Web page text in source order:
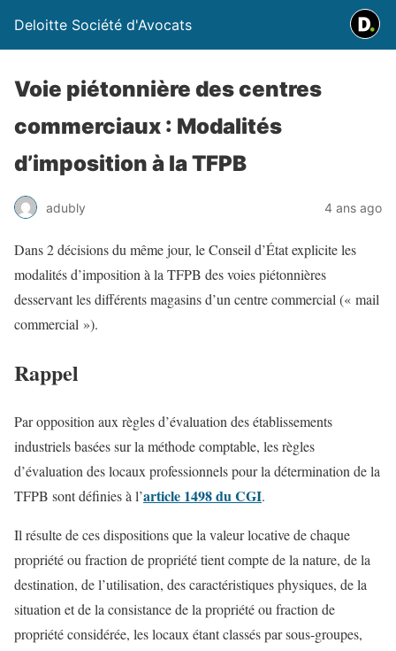
Deloitte Société d'Avocats
Voie piétonnière des centres
commerciaux : Modalités
d’imposition à la TFPB
adubly 4 ans ago
Dans 2 décisions du même jour, le Conseil d’État explicite les
modalités d’imposition à la TFPB des voies piétonnières
desservant les différents magasins d’un centre commercial (« mail
commercial »).
Rappel
Par opposition aux règles d’évaluation des établissements
industriels basées sur la méthode comptable, les règles
d’évaluation des locaux professionnels pour la détermination de la
TFPB sont définies à l’article 1498 du CGI.
Il résulte de ces dispositions que la valeur locative de chaque
propriété ou fraction de propriété tient compte de la nature, de la
destination, de l’utilisation, des caractéristiques physiques, de la
situation et de la consistance de la propriété ou fraction de
propriété considérée, les locaux étant classés par sous-groupes,